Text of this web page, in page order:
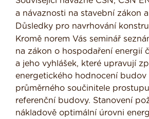
a návaznosti na stavební zákon
Důsledky pro navrhování
Kromě norem Vás seminář
na zákon o hospodaření energií
a jeho vyhlášek, které upravují
energetického hodnocení budov
průměrného součinitele
referenční budovy. Stanovení
nákladově optimální úrovni